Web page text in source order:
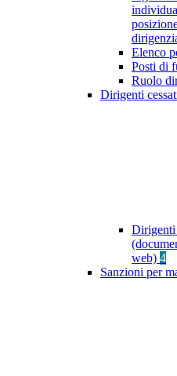
Elenco
Posti di
Ruolo
Dirigenti
Dirigenti
web) 4
Sanzioni per